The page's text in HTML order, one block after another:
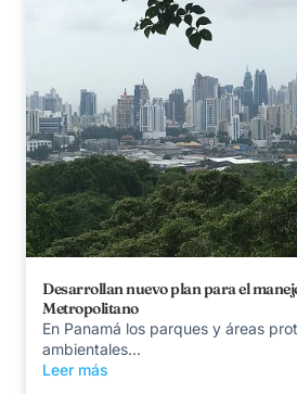
Desarrollan nuevo plan para el
Metropolitano
En Panamá los parques y áreas
ambientales...
Leer más